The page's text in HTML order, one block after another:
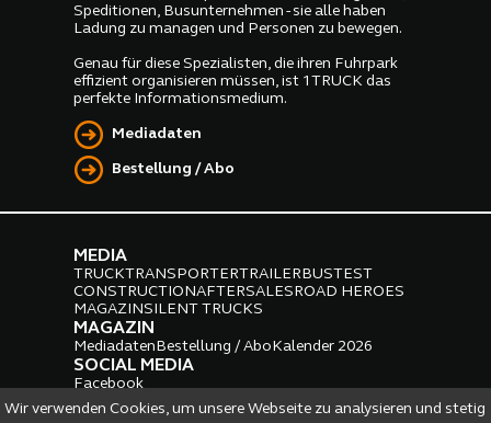
Wir verwenden Cookies, um unsere Webseite zu analysieren und stetig
Speditionen, Busunternehmen - sie alle haben
Ladung zu managen und Personen zu bewegen.
Genau für diese Spezialisten, die ihren Fuhrpark
effizient organisieren müssen, ist 1TRUCK das
perfekte Informationsmedium.
Mediadaten
Bestellung / Abo
MEDIA
TRUCKTRANSPORTERTRAILER BUSTEST
CONSTRUCTIONAFTERSALES ROAD HEROES
MAGAZIN SILENT TRUCKS
MAGAZIN
Mediadaten Bestellung / Abo Kalender 2026
SOCIAL MEDIA
Facebook
Instagram LinkedIn